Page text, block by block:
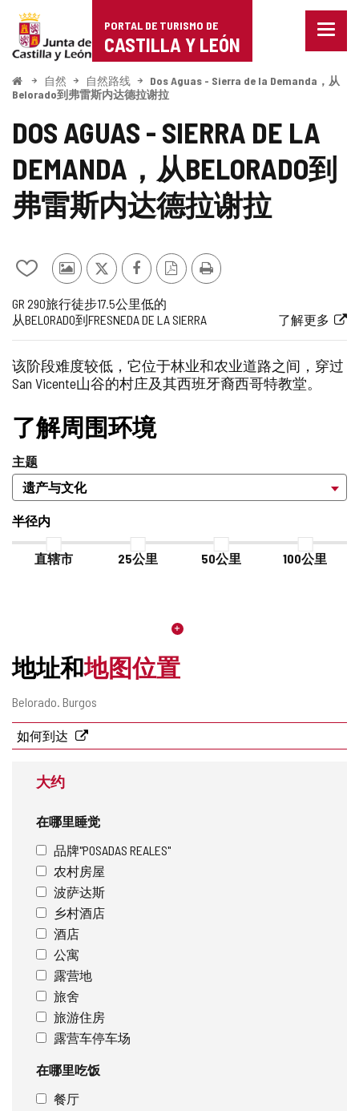
Portal
de
Turismo
de
Castilla
León
PORTAL DE TURISMO DE
CASTILLA Y LEÓN
菜
关
航
选
开
始
自然 自然路线
Dos Aguas - Sierra de la Demanda，从
Belorado到弗雷斯内达德拉谢拉
DOS AGUAS - SIERRA DE LA
DEMANDA，从BELORADO到
弗雷斯内达德拉谢拉
从
的
笔
记
中
添
删
除
其
游
客
的
片
推
Facebook
PDF
打
航
线
代
码
GR 290
旅
行
旅行
一
半
徒步
长
度
17.5公里
路
线
难
度
低的
路
线
从BELORADO到FRESNEDA DE LA SIERRA
链
接
到
外
部
网
了解更多
该阶段难度较低，它位于林业和农业道路之间，穿过
San Vicente山谷的村庄及其西班牙裔西哥特教堂。
了解周围环境
主题
半径内
直辖市 25公里 50公里 100公里
地址和地图位置
邮
地
址
Belorado. Burgos
如何到达
大约
在哪里睡觉
品牌"POSADAS REALES"
农村房屋
波萨达斯
乡村酒店
酒店
公寓
露营地
旅舍
旅游住房
露营车停车场
在哪里吃饭
餐厅